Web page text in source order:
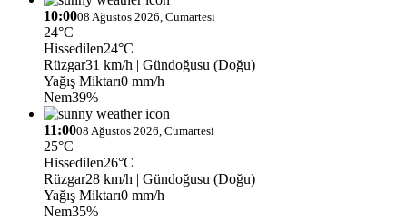
10:0008 Ağustos 2026, Cumartesi
24°C
Hissedilen24°C
Rüzgar31 km/h | Gündoğusu (Doğu)
Yağış Miktarı0 mm/h
Nem39%
11:0008 Ağustos 2026, Cumartesi
25°C
Hissedilen26°C
Rüzgar28 km/h | Gündoğusu (Doğu)
Yağış Miktarı0 mm/h
Nem35%